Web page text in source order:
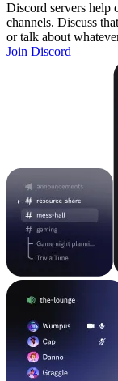
Discord servers help
channels. Discuss
or talk about
Join Discord